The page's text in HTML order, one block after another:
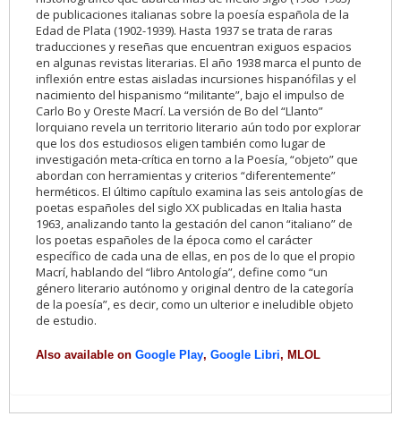
de publicaciones italianas sobre la poesía española de la
Edad de Plata (1902-1939). Hasta 1937 se trata de raras
traducciones y reseñas que encuentran exiguos espacios
en algunas revistas literarias. El año 1938 marca el punto de
inflexión entre estas aisladas incursiones hispanófilas y el
nacimiento del hispanismo “militante”, bajo el impulso de
Carlo Bo y Oreste Macrí. La versión de Bo del “Llanto”
lorquiano revela un territorio literario aún todo por explorar
que los dos estudiosos eligen también como lugar de
investigación meta-crítica en torno a la Poesía, “objeto” que
abordan con herramientas y criterios “diferentemente”
herméticos. El último capítulo examina las seis antologías de
poetas españoles del siglo XX publicadas en Italia hasta
1963, analizando tanto la gestación del canon “italiano” de
los poetas españoles de la época como el carácter
específico de cada una de ellas, en pos de lo que el propio
Macrí, hablando del “libro Antología”, define como “un
género literario autónomo y original dentro de la categoría
de la poesía”, es decir, como un ulterior e ineludible objeto
de estudio.
Also available on Google Play, Google Libri, MLOL